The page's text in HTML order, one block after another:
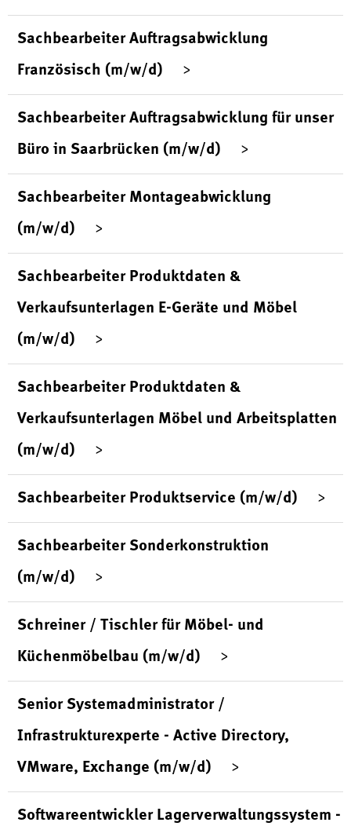
Sachbearbeiter Auftragsabwicklung
Französisch (m/w/d)
Sachbearbeiter Auftragsabwicklung für unser
Büro in Saarbrücken (m/w/d)
Sachbearbeiter Montageabwicklung
(m/w/d)
Sachbearbeiter Produktdaten &
Verkaufsunterlagen E-Geräte und Möbel
(m/w/d)
Sachbearbeiter Produktdaten &
Verkaufsunterlagen Möbel und Arbeitsplatten
(m/w/d)
Sachbearbeiter Produktservice (m/w/d)
Sachbearbeiter Sonderkonstruktion
(m/w/d)
Schreiner / Tischler für Möbel- und
Küchenmöbelbau (m/w/d)
Senior Systemadministrator /
Infrastrukturexperte - Active Directory,
VMware, Exchange (m/w/d)
Softwareentwickler Lagerverwaltungssystem -